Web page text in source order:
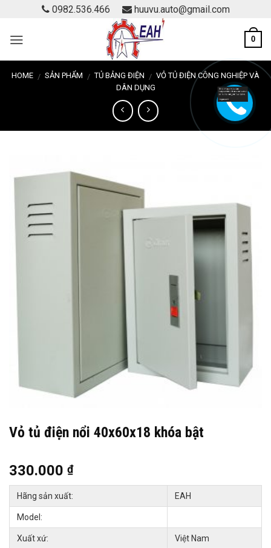
content
0982.536.466 huuvu.auto@gmail.com
0
HOME / SẢN PHẨM / TỦ BẢNG ĐIỆN / VỎ TỦ ĐIỆN CÔNG NGHIỆP VÀ
DÂN DỤNG
Vỏ tủ điện nổi 40x60x18 khóa bật
330.000 ₫
Hãng sản xuất: EAH
Model:
Xuất xứ: Việt Nam